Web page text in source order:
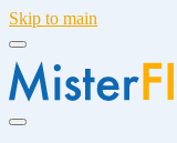
Skip to main